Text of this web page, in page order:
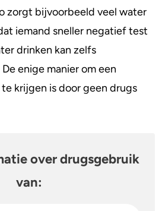
zorgt bijvoorbeeld veel water
iemand sneller negatief test
drinken kan zelfs
enige manier om een
krijgen is door geen drugs
over drugsgebruik
van: